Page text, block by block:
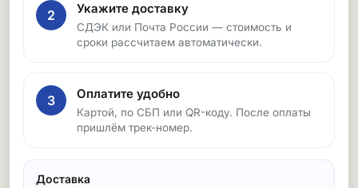
2 Укажите доставку
СДЭК или Почта России — стоимость и
сроки рассчитаем автоматически.
3 Оплатите удобно
Картой, по СБП или QR-коду. После оплаты
пришлём трек-номер.
Доставка